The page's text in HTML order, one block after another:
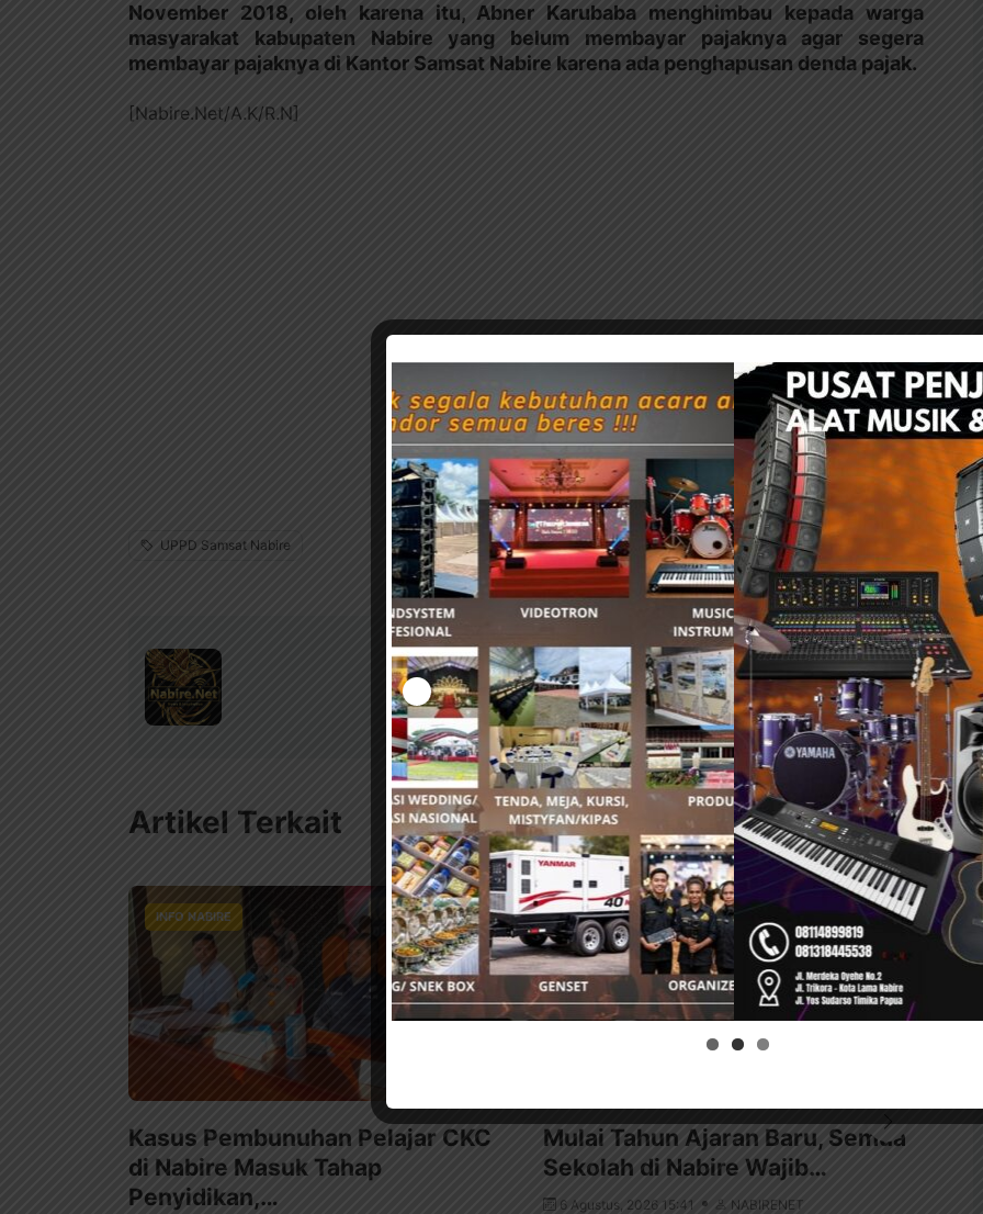
November 2018, oleh karena itu, Abner Karubaba menghimbau kepada warga
masyarakat kabupaten Nabire yang belum membayar pajaknya agar segera
membayar pajaknya di Kantor Samsat Nabire karena ada penghapusan denda pajak.
[Nabire.Net/A.K/R.N]
UPPD Samsat Nabire
Artikel Terkait
INFO NABIRE
Kasus Pembunuhan Pelajar CKC
di Nabire Masuk Tahap
Penyidikan,…
INFO NABIRE
Mulai Tahun Ajaran Baru, Semua
Sekolah di Nabire Wajib…
6 Agustus, 2026 15:41 NABIRENET